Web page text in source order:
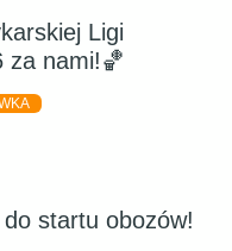
Ligi
za nami!🏀
startu obozów!